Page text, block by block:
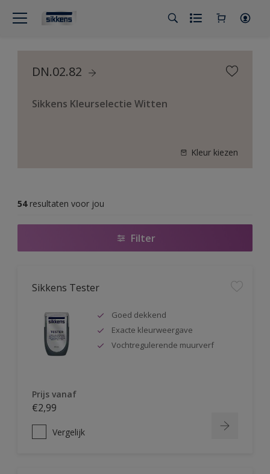
DN.02.82
Sikkens Kleurselectie Witten
Kleur kiezen
54 resultaten voor jou
Filter
Sikkens Tester
Goed dekkend
Exacte kleurweergave
Vochtregulerende muurverf
Prijs vanaf
€2,99
Vergelijk